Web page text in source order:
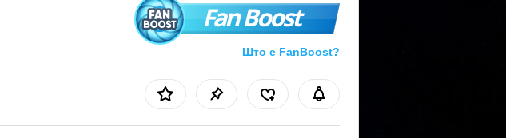
Fan Boost
Што е FanBoost?